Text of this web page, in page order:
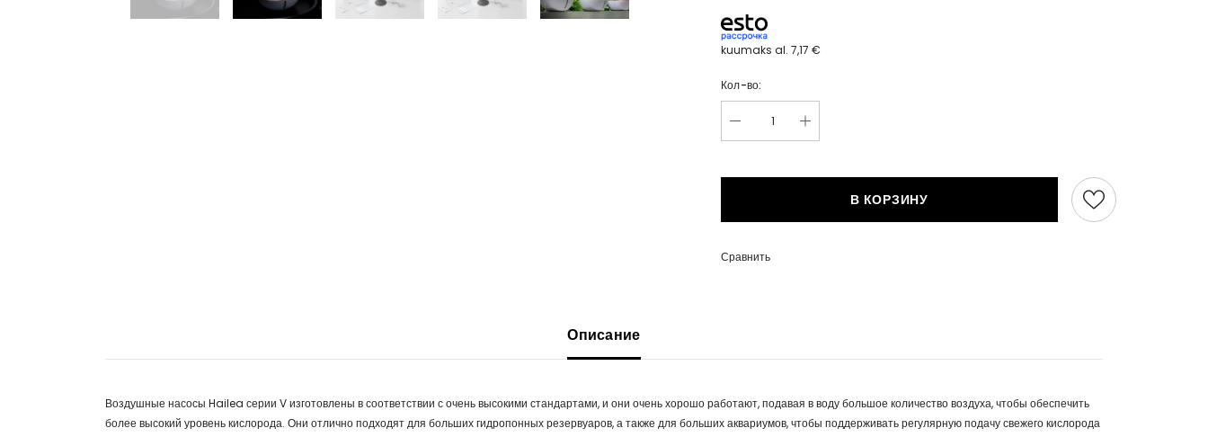
kuumaks al. 7,17 €
Кол-во:
В КОРЗИНУ
Сравнить
Описание
Воздушные насосы Hailea серии V изготовлены в соответствии с очень высокими стандартами, и они очень хорошо работают, подавая в воду большое количество воздуха, чтобы обеспечить
более высокий уровень кислорода. Они отлично подходят для больших гидропонных резервуаров, а также для больших аквариумов, чтобы поддерживать регулярную подачу свежего кислорода